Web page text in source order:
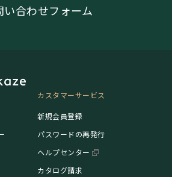
い合わせフォーム
カスタマーサービス
新規会員登録
パスワードの再発行
ヘルプセンター
カタログ請求